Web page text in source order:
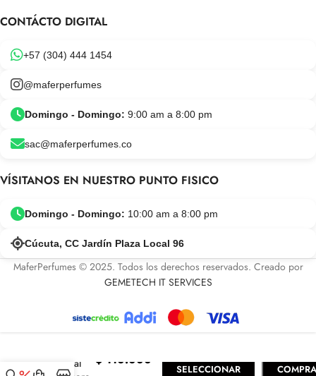
CONTÁCTO DIGITAL
+57 (304) 444 1454
@maferperfumes
Domingo - Domingo: 9:00 am a 8:00 pm
sac@maferperfumes.co
VÍSITANOS EN NUESTRO PUNTO FISICO
Domingo - Domingo: 10:00 am a 8:00 pm
Cúcuta, CC Jardín Plaza Local 96
MaferPerfumes © 2025. Todos los derechos reservados. Creado por
GEMETECH IT SERVICES
Mercual
$ 110.000
SELECCIONAR